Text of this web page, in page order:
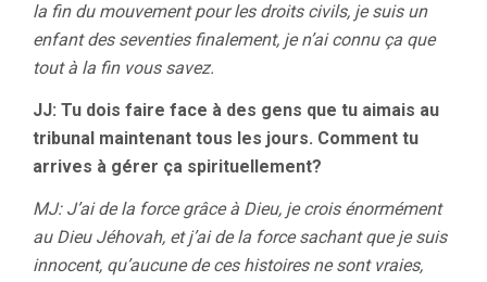
la fin du mouvement pour les droits civils, je suis un
enfant des seventies finalement, je n’ai connu ça que
tout à la fin vous savez.
JJ: Tu dois faire face à des gens que tu aimais au
tribunal maintenant tous les jours. Comment tu
arrives à gérer ça spirituellement?
MJ: J’ai de la force grâce à Dieu, je crois énormément
au Dieu Jéhovah, et j’ai de la force sachant que je suis
innocent, qu’aucune de ces histoires ne sont vraies,